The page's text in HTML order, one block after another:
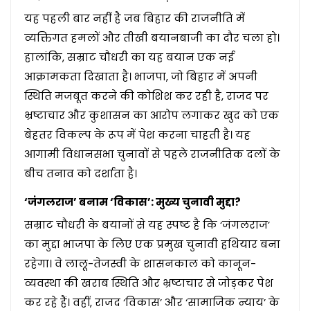
यह पहली बार नहीं है जब बिहार की राजनीति में
व्यक्तिगत हमलों और तीखी बयानबाजी का दौर चला हो।
हालांकि, सम्राट चौधरी का यह बयान एक नई
आक्रामकता दिखाता है। भाजपा, जो बिहार में अपनी
स्थिति मजबूत करने की कोशिश कर रही है, राजद पर
भ्रष्टाचार और कुशासन का आरोप लगाकर खुद को एक
बेहतर विकल्प के रूप में पेश करना चाहती है। यह
आगामी विधानसभा चुनावों से पहले राजनीतिक दलों के
बीच तनाव को दर्शाता है।
‘जंगलराज’ बनाम ‘विकास’: मुख्य चुनावी मुद्दा?
सम्राट चौधरी के बयानों से यह स्पष्ट है कि ‘जंगलराज’
का मुद्दा भाजपा के लिए एक प्रमुख चुनावी हथियार बना
रहेगा। वे लालू-तेजस्वी के शासनकाल को कानून-
व्यवस्था की खराब स्थिति और भ्रष्टाचार से जोड़कर पेश
कर रहे हैं। वहीं, राजद ‘विकास’ और ‘सामाजिक न्याय’ के